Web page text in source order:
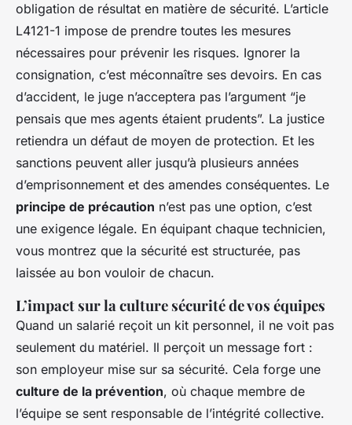
obligation de résultat en matière de sécurité. L’article
L4121-1 impose de prendre toutes les mesures
nécessaires pour prévenir les risques. Ignorer la
consignation, c’est méconnaître ses devoirs. En cas
d’accident, le juge n’acceptera pas l’argument “je
pensais que mes agents étaient prudents”. La justice
retiendra un défaut de moyen de protection. Et les
sanctions peuvent aller jusqu’à plusieurs années
d’emprisonnement et des amendes conséquentes. Le
principe de précaution n’est pas une option, c’est
une exigence légale. En équipant chaque technicien,
vous montrez que la sécurité est structurée, pas
laissée au bon vouloir de chacun.
L’impact sur la culture sécurité de vos équipes
Quand un salarié reçoit un kit personnel, il ne voit pas
seulement du matériel. Il perçoit un message fort :
son employeur mise sur sa sécurité. Cela forge une
culture de la prévention, où chaque membre de
l’équipe se sent responsable de l’intégrité collective.